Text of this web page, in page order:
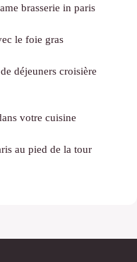
brasserie in paris
le foie gras
déjeuners croisière
votre cuisine
au pied de la tour